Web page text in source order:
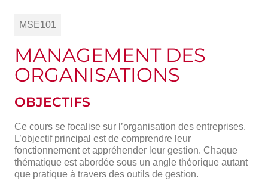
MSE101
MANAGEMENT DES
ORGANISATIONS
OBJECTIFS
Ce cours se focalise sur l’organisation des entreprises.
L’objectif principal est de comprendre leur
fonctionnement et appréhender leur gestion. Chaque
thématique est abordée sous un angle théorique autant
que pratique à travers des outils de gestion.